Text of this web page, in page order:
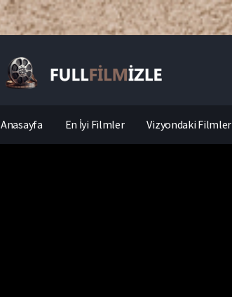
Anasayfa En İyi Filmler Vizyondaki Filmler